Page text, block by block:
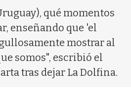
qué momentos
enseñando que 'el
mostrar al
somos", escribió el
tras dejar La Dolfina.